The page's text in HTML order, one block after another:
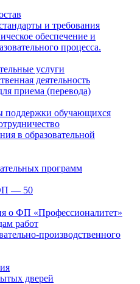
и требования
обеспечение и
процесса.
услуги
деятельность
приема (перевода)
поддержки обучающихся
в образовательной
программ
— 50
о ФП «Профессионалитет»
работ
производственного
дверей